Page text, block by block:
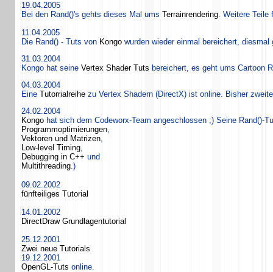
19.04.2005
Bei den Rand()'s gehts dieses Mal ums Terrainrendering. Weitere Teile
11.04.2005
Die Rand() - Tuts von Kongo wurden wieder einmal bereichert,
31.03.2004
Kongo hat seine Vertex Shader Tuts bereichert, es geht ums Cartoon
04.03.2004
Eine Tutorrialreihe zu Vertex Shadern (DirectX) ist online. Bisher
24.02.2004
Kongo hat sich dem Codeworx-Team angeschlossen ;) Seine Rand()-
Programmoptimierungen,
Vektoren und Matrizen,
Low-level Timing,
Debugging in C++ und
Multithreading.)
09.02.2002
fünfteiliges Tutorial
14.01.2002
DirectDraw Grundlagentutorial
25.12.2001
Zwei neue Tutorials
19.12.2001
OpenGL-Tuts online.